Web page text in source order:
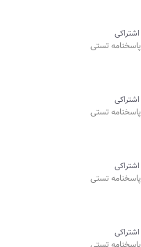
اشتراکی
پاسخنامه تستی
اشتراکی
پاسخنامه تستی
اشتراکی
پاسخنامه تستی
اشتراکی